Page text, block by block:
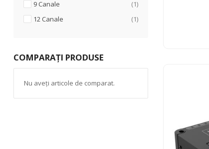
9 Canale
1articol
12 Canale
1articol
COMPARAȚI PRODUSE
Nu aveți articole de comparat.